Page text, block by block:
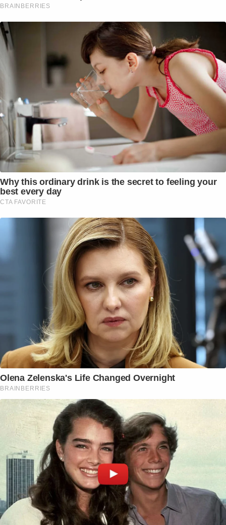
BRAINBERRIES
Why this ordinary drink is the secret to feeling your
best every day
CTA FAVORITE
Olena Zelenska's Life Changed Overnight
BRAINBERRIES